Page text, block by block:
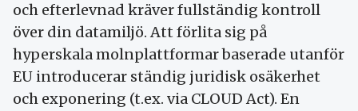
och efterlevnad kräver fullständig kontroll
över din datamiljö. Att förlita sig på
hyperskala molnplattformar baserade utanför
EU introducerar ständig juridisk osäkerhet
och exponering (t.ex. via CLOUD Act). En